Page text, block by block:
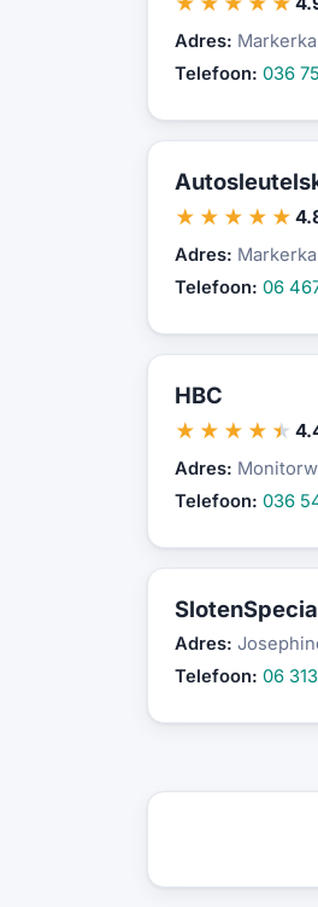
Adres:
Telefoon: 036
★★★★★
Adres:
Telefoon: 06
HBC
★★★★★
Adres:
Telefoon: 036
Adres:
Telefoon: 06